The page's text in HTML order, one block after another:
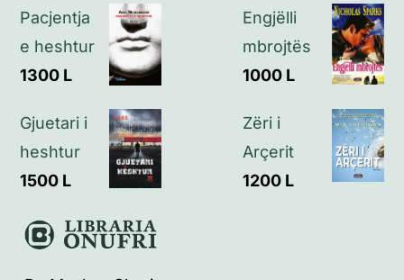
Pacjentja
e heshtur
1300 L
Gjuetari i
heshtur
1500 L
Engjëlli
mbrojtës
1000 L
Zëri i
Arçerit
1200 L